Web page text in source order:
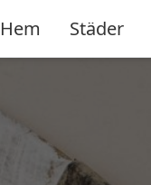
Hem Städer